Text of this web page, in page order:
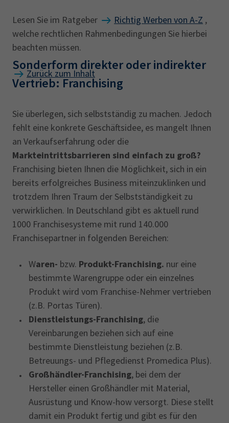
Lesen Sie im Ratgeber Richtig Werben von A-Z ,
welche rechtlichen Rahmenbedingungen Sie hierbei
beachten müssen.
Zurück zum Inhalt
Sonderform direkter oder indirekter
Vertrieb: Franchising
Sie überlegen, sich selbstständig zu machen. Jedoch
fehlt eine konkrete Geschäftsidee, es mangelt Ihnen
an Verkaufserfahrung oder die
Markteintrittsbarrieren sind einfach zu groß?
Franchising bieten Ihnen die Möglichkeit, sich in ein
bereits erfolgreiches Business miteinzuklinken und
trotzdem Ihren Traum der Selbstständigkeit zu
verwirklichen. In Deutschland gibt es aktuell rund
1000 Franchisesysteme mit rund 140.000
Franchisepartner in folgenden Bereichen:
Waren- bzw. Produkt-Franchising. nur eine
bestimmte Warengruppe oder ein einzelnes
Produkt wird vom Franchise-Nehmer vertrieben
(z.B. Portas Türen).
Dienstleistungs-Franchising, die
Vereinbarungen beziehen sich auf eine
bestimmte Dienstleistung beziehen (z.B.
Betreuungs- und Pflegedienst Promedica Plus).
Großhändler-Franchising, bei dem der
Hersteller einen Großhändler mit Material,
Ausrüstung und Know-how versorgt. Diese stellt
damit ein Produkt fertig und gibt es für den